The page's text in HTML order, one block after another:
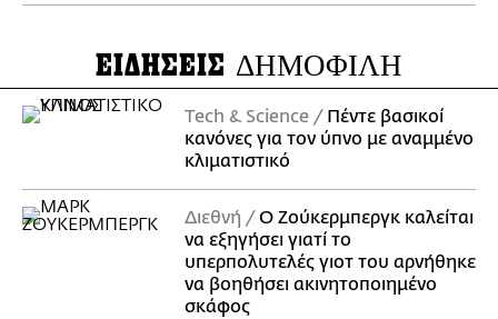
ΕΙΔΗΣΕΙΣ ΔΗΜΟΦΙΛΗ
Τech & Science
Πέντε βασικοί
κανόνες για τον ύπνο με αναμμένο
κλιματιστικό
Διεθνή
Ο Ζούκερμπεργκ καλείται
να εξηγήσει γιατί το
υπερπολυτελές γιοτ του αρνήθηκε
να βοηθήσει ακινητοποιημένο
σκάφος